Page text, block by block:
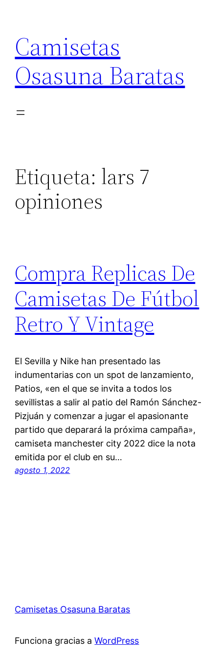
contenido
Camisetas
Osasuna Baratas
Etiqueta: lars 7
opiniones
Compra Replicas De
Camisetas De Fútbol
Retro Y Vintage
El Sevilla y Nike han presentado las
indumentarias con un spot de lanzamiento,
Patios, «en el que se invita a todos los
sevillistas a salir al patio del Ramón Sánchez-
Pizjuán y comenzar a jugar el apasionante
partido que deparará la próxima campaña»,
camiseta manchester city 2022 dice la nota
emitida por el club en su…
agosto 1, 2022
Camisetas Osasuna Baratas
Funciona gracias aWordPress